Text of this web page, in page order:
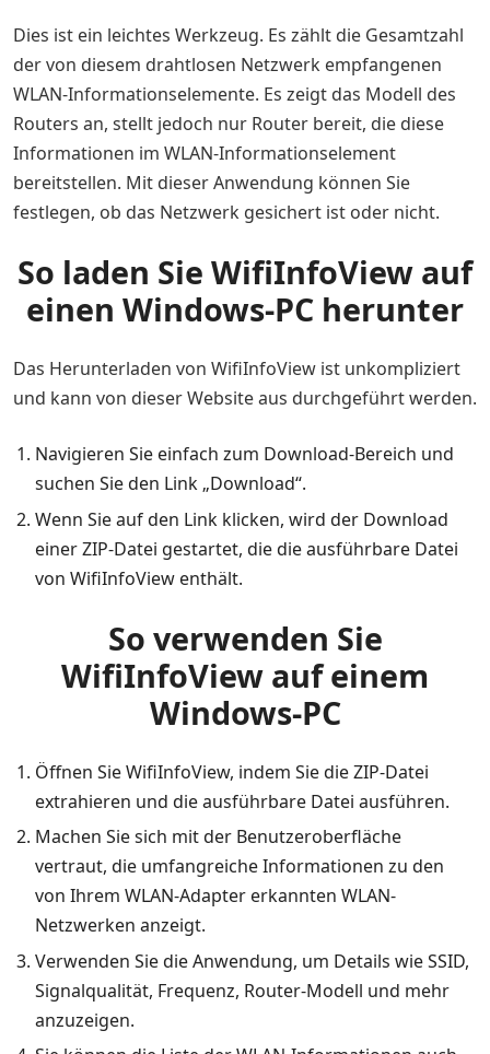
Dies ist ein leichtes Werkzeug. Es zählt die Gesamtzahl
der von diesem drahtlosen Netzwerk empfangenen
WLAN-Informationselemente. Es zeigt das Modell des
Routers an, stellt jedoch nur Router bereit, die diese
Informationen im WLAN-Informationselement
bereitstellen. Mit dieser Anwendung können Sie
festlegen, ob das Netzwerk gesichert ist oder nicht.
So laden Sie WifiInfoView auf
einen Windows-PC herunter
Das Herunterladen von WifiInfoView ist unkompliziert
und kann von dieser Website aus durchgeführt werden.
Navigieren Sie einfach zum Download-Bereich und
suchen Sie den Link „Download“.
Wenn Sie auf den Link klicken, wird der Download
einer ZIP-Datei gestartet, die die ausführbare Datei
von WifiInfoView enthält.
So verwenden Sie
WifiInfoView auf einem
Windows-PC
Öffnen Sie WifiInfoView, indem Sie die ZIP-Datei
extrahieren und die ausführbare Datei ausführen.
Machen Sie sich mit der Benutzeroberfläche
vertraut, die umfangreiche Informationen zu den
von Ihrem WLAN-Adapter erkannten WLAN-
Netzwerken anzeigt.
Verwenden Sie die Anwendung, um Details wie SSID,
Signalqualität, Frequenz, Router-Modell und mehr
anzuzeigen.